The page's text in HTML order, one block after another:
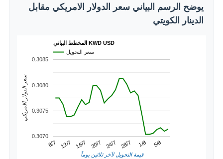
يوضح الرسم البياني سعر الدولار الامريكي مقابل
الدينار الكويتي
المخطط البياني KWD USD
سعر التحويل
8/7 12/7 16/7 20/7 24/7 28/7 1/8 5/8
0.3070
0.3075
0.3080
0.3085
قيمة التحويل لآخر ثلاثين يوماً
سعر الدولار الامريكي